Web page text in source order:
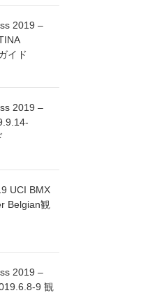
2019 –
イド
2019 –
UCI BMX
Belgian観
2019 –
9 観